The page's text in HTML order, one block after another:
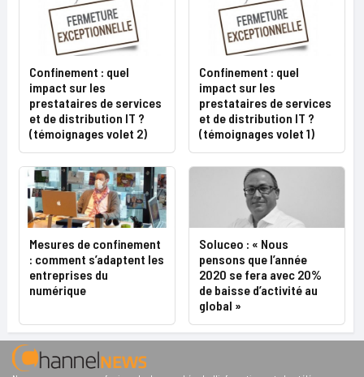
Confinement : quel
impact sur les
prestataires de services
et de distribution IT ?
(témoignages volet 2)
Confinement : quel
impact sur les
prestataires de services
et de distribution IT ?
(témoignages volet 1)
Mesures de confinement
: comment s’adaptent les
entreprises du
numérique
Soluceo : « Nous
pensons que l’année
2020 se fera avec 20%
de baisse d’activité au
global »